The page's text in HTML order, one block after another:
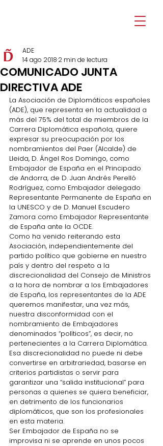
COMUNICADO JUNTA
DIRECTIVA ADE
ADE
14 ago 2018 2 min de lectura
La Asociación de Diplomáticos españoles
(ADE), que representa en la actualidad a
más del 75% del total de miembros de la
Carrera Diplomática española, quiere
expresar su preocupación por los
nombramientos del Paer (Alcalde) de
Lleida, D. Ángel Ros Domingo, como
Embajador de España en el Principado
de Andorra, de D. Juan Andrés Perelló
Rodríguez, como Embajador delegado
Representante Permanente de España en
la UNESCO y de D. Manuel Escudero
Zamora como Embajador Representante
de España ante la OCDE.
Como ha venido reiterando esta
Asociación, independientemente del
partido político que gobierne en nuestro
país y dentro del respeto a la
discrecionalidad del Consejo de Ministros
a la hora de nombrar a los Embajadores
de España, los representantes de la ADE
queremos manifestar, una vez más,
nuestra disconformidad con el
nombramiento de Embajadores
denominados “políticos”, es decir, no
pertenecientes a la Carrera Diplomática.
Esa discrecionalidad no puede ni debe
convertirse en arbitrariedad, basarse en
criterios partidistas o servir para
garantizar una “salida institucional” para
personas a quienes se quiera beneficiar,
en detrimento de los funcionarios
diplomáticos, que son los profesionales
en esta materia.
Ser Embajador de España no se
improvisa ni se aprende en unos pocos